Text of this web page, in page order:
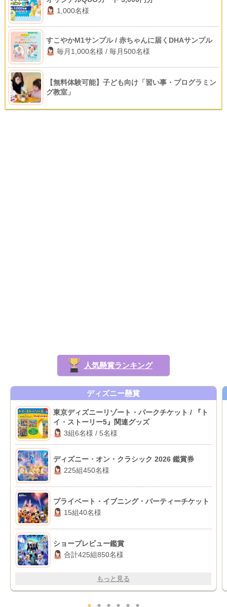
1,000名様
すこやかM1サンプル / 赤ちゃんに届くDHAサンプル
毎月1,000名様 / 毎月500名様
【無料体験可能】子ども向け「習い事・プログラミン
グ教室」
人気懸賞ランキング
ディズニー懸賞
東京ディズニーリゾート・パークチケット / 『ト
イ・ストーリー5』関連グッズ
3組6名様 / 5名様
ディズニー・オン・クラシック 2026 鑑賞券
225組450名様
プライベート・イブニング・パーティーチケット
15組40名様
ショープレビュー鑑賞
合計425組850名様
もっと見る
● ● ● ● ● ●